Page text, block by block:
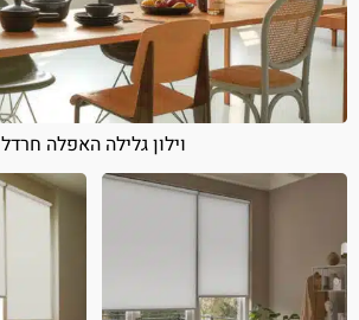
וילון גלילה האפלה חרדל